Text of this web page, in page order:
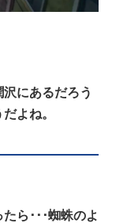
にあるだろう
よね。
ら･･･蜘蛛のよ